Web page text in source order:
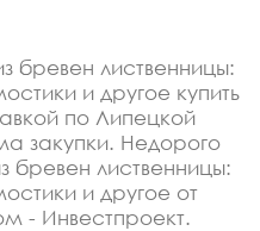
бревен лиственницы:
и другое купить
по Липецкой
закупки. Недорого
бревен лиственницы:
и другое от
- Инвестпроект.